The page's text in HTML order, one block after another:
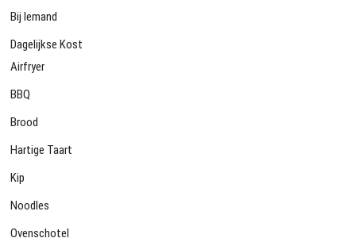
Bij Iemand
Dagelijkse Kost
Airfryer
BBQ
Brood
Hartige Taart
Kip
Noodles
Ovenschotel